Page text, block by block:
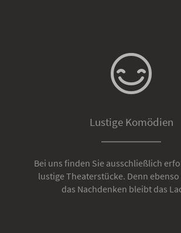
Lustige Komödien
Bei uns finden Sie ausschließlich
lustige Theaterstücke. Denn
das Nachdenken bleibt das